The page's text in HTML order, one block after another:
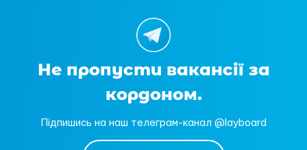
Не пропусти вакансії за
кордоном.
Підпишись на наш телеграм-канал @layboard